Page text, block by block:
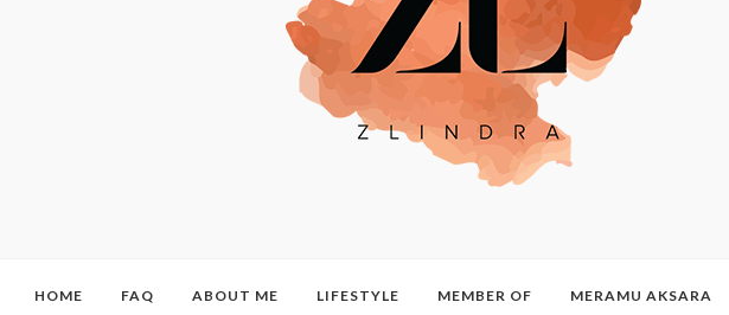
HOME FAQ ABOUT ME LIFESTYLE MEMBER OF MERAMU AKSARA